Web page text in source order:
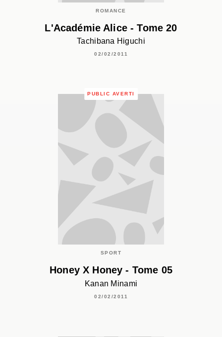
ROMANCE
L'Académie Alice - Tome 20
Tachibana Higuchi
02/02/2011
PUBLIC AVERTI
SPORT
Honey X Honey - Tome 05
Kanan Minami
02/02/2011